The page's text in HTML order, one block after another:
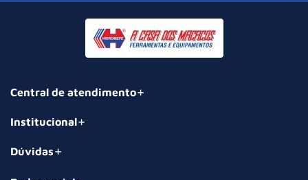
Central de atendimento
Institucional
Dúvidas